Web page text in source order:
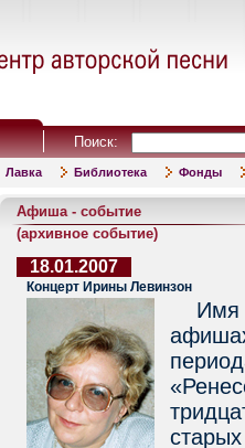
Поиск:
Лавка Библиотека Фонды
Афиша - событие
(архивное событие)
18.01.2007
Концерт Ирины Левинзон
Имя